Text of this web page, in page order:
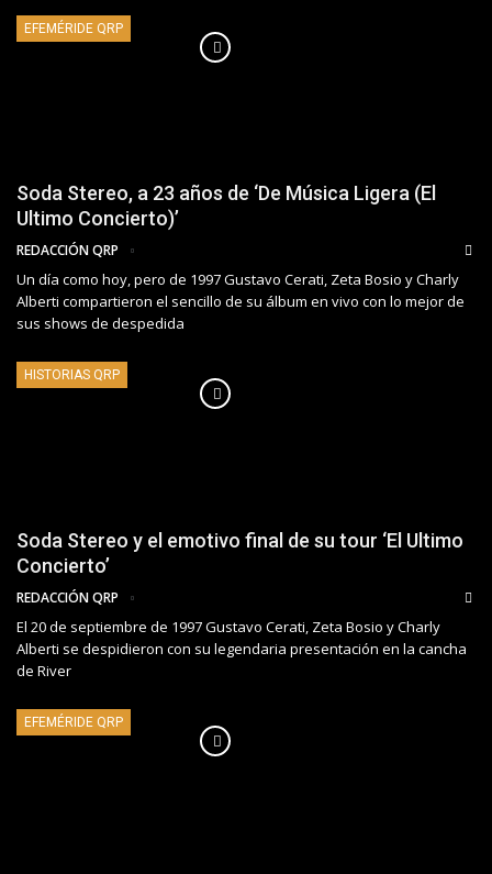
EFEMÉRIDE QRP
Soda Stereo, a 23 años de ‘De Música Ligera (El
Ultimo Concierto)’
REDACCIÓN QRP
Un día como hoy, pero de 1997 Gustavo Cerati, Zeta Bosio y Charly
Alberti compartieron el sencillo de su álbum en vivo con lo mejor de
sus shows de despedida
HISTORIAS QRP
Soda Stereo y el emotivo final de su tour ‘El Ultimo
Concierto’
REDACCIÓN QRP
El 20 de septiembre de 1997 Gustavo Cerati, Zeta Bosio y Charly
Alberti se despidieron con su legendaria presentación en la cancha
de River
EFEMÉRIDE QRP